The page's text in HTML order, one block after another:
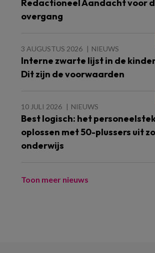
Redactioneel Aandacht voor
overgang
3 AUGUSTUS 2026 NIEUWS
Interne zwarte lijst in de
Dit zijn de voorwaarden
10 JULI 2026 NIEUWS
Best logisch: het
oplossen met 50-plussers uit
onderwijs
Toon meer nieuws